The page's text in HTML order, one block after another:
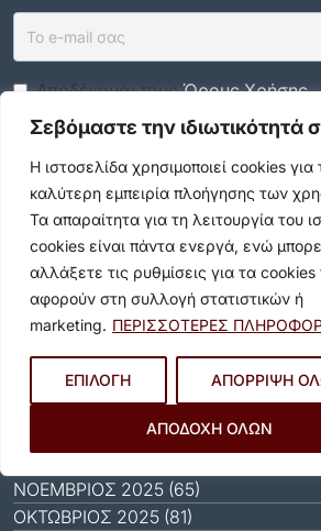
Σεβόμαστε την ιδιωτικότητά
Η ιστοσελίδα χρησιμοποιεί cookies για
καλύτερη εμπειρία πλοήγησης των
Τα απαραίτητα για τη λειτουργία του
cookies είναι πάντα ενεργά, ενώ
αλλάξετε τις ρυθμίσεις για τα cookies
αφορούν στη συλλογή στατιστικών ή
marketing. ΠΕΡΙΣΣΟΤΕΡΕΣ
ΕΠΙΛΟΓΗ ΑΠΟΡΡΙΨΗ
ΑΠΟΔΟΧΗ ΟΛΩΝ
Αποδέχομαι τουςΌρους Χρήσης.
Social Media
Αρχείο
ΑΎΓΟΥΣΤΟΣ 2026 (10)
ΙΟΎΛΙΟΣ 2026 (55)
ΙΟΎΝΙΟΣ 2026 (46)
ΜΆΙΟΣ 2026 (59)
ΑΠΡΊΛΙΟΣ 2026 (40)
ΜΆΡΤΙΟΣ 2026 (51)
ΦΕΒΡΟΥΆΡΙΟΣ 2026 (40)
ΙΑΝΟΥΆΡΙΟΣ 2026 (31)
ΝΟΈΜΒΡΙΟΣ 2025 (65)
ΟΚΤΏΒΡΙΟΣ 2025 (81)